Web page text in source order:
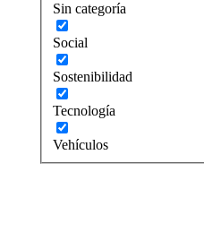
Sin categoría
Social
Sostenibilidad
Tecnología
Vehículos